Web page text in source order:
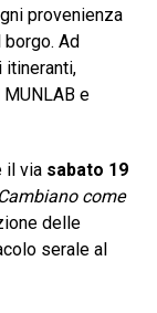
provenienza
Ad
itineranti,
e
il via sabato 19
come
delle
serale al